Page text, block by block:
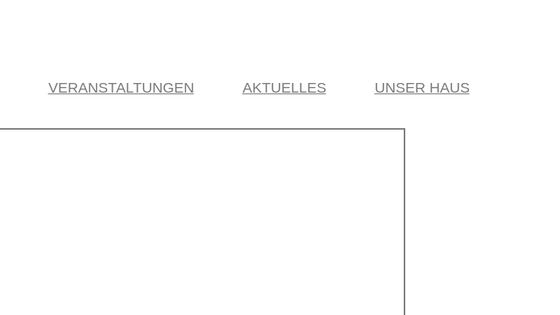
VERANSTALTUNGEN AKTUELLES UNSER HAUS